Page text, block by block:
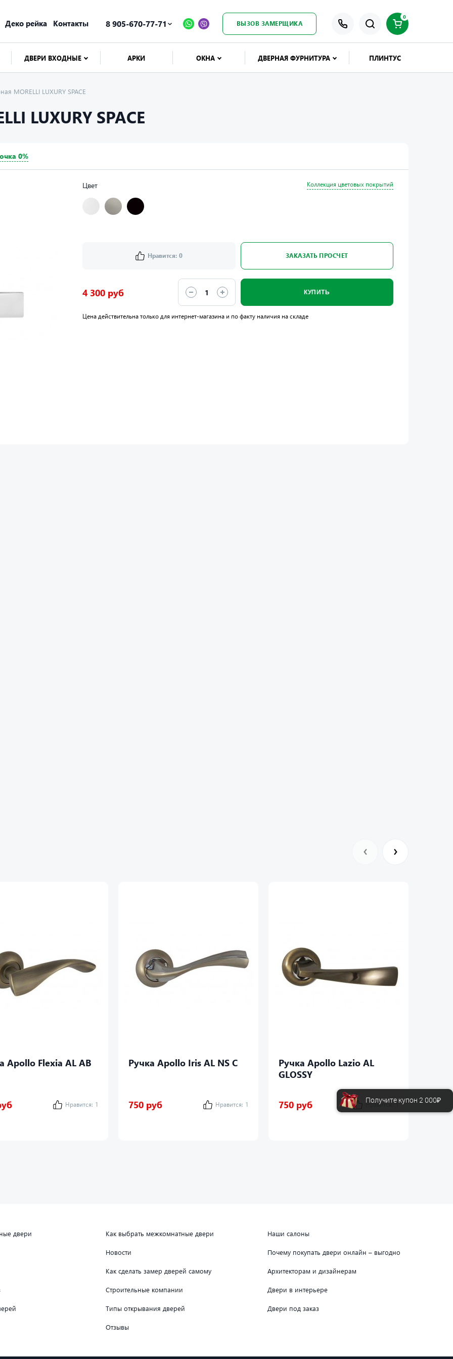
Деко рейка Контакты 8 905-670-77-71 ВЫЗОВ ЗАМЕРЩИКА
0
ДВЕРИ ВХОДНЫЕ АРКИ ОКНА ДВЕРНАЯ ФУРНИТУРА ПЛИНТУС
MORELLI LUXURY SPACE
LUXURY SPACE
0%
Цвет Коллекция цветовых покрытий
Нравится: 0 ЗАКАЗАТЬ ПРОСЧЕТ
4 300 руб КУПИТЬ
Цена действительна только для интернет-магазина и по факту наличия на складе
Apollo Flexia AL AB
Нравится: 1
Ручка Apollo Iris AL NS C
750 руб Нравится: 1
Ручка Apollo Lazio AL
GLOSSY
750 руб Нравится: 1 750
двери Как выбрать межкомнатные двери Наши салоны
Новости Почему покупать двери онлайн – выгодно
Как сделать замер дверей самому Архитекторам и дизайнерам
Строительные компании Двери в интерьере
Типы открывания дверей Двери под заказ
Отзывы
Получите купон 2 000₽